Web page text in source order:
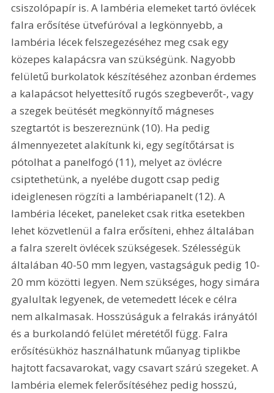
csiszolópapír is. A lambéria elemeket tartó övlécek
falra erősítése ütvefúróval a legkönnyebb, a
lambéria lécek felszegezéséhez meg csak egy
közepes kalapácsra van szükségünk. Nagyobb
felületű burkolatok készítéséhez azonban érdemes
a kalapácsot helyettesítő rugós szegbeverőt-, vagy
a szegek beütését megkönnyítő mágneses
szegtartót is beszereznünk (10). Ha pedig
álmennyezetet alakítunk ki, egy segítőtársat is
pótolhat a panelfogó (11), melyet az övlécre
csiptethetünk, a nyelébe dugott csap pedig
ideiglenesen rögzíti a lambériapanelt (12). A
lambéria léceket, paneleket csak ritka esetekben
lehet közvetlenül a falra erősíteni, ehhez általában
a falra szerelt övlécek szükségesek. Szélességük
általában 40-50 mm legyen, vastagságuk pedig 10-
20 mm közötti legyen. Nem szükséges, hogy simára
gyalultak legyenek, de vetemedett lécek e célra
nem alkalmasak. Hosszúságuk a felrakás irányától
és a burkolandó felület méretétől függ. Falra
erősítésükhöz használhatunk műanyag tiplikbe
hajtott facsavarokat, vagy csavart szárú szegeket. A
lambéria elemek felerősítéséhez pedig hosszú,